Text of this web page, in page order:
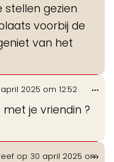
stellen gezien
voorbij de
van het
2025 om 12:52
je vriendin ?
...
op 30 april 2025 om
...